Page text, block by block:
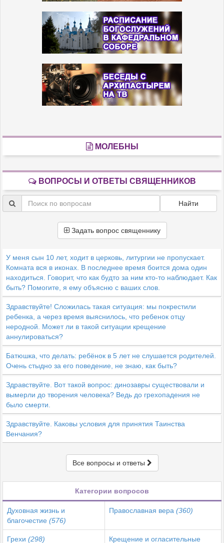
МОЛЕБНЫ
ВОПРОСЫ И ОТВЕТЫ СВЯЩЕННИКОВ
Найти
Задать вопрос священнику
У меня сын 10 лет, ходит в церковь, литургии не пропускает.
Комната вся в иконах. В последнее время боится дома один
находиться. Говорит, что как будто за ним кто-то наблюдает. Как
быть? Помогите, я ему объясню с ваших слов.
Здравствуйте! Сложилась такая ситуация: мы покрестили
ребенка, а через время выяснилось, что ребенок отцу
неродной. Может ли в такой ситуации крещение
аннулироваться?
Батюшка, что делать: ребёнок в 5 лет не слушается родителей.
Очень стыдно за его поведение, не знаю, как быть?
Здравствуйте. Вот такой вопрос: динозавры существовали и
вымерли до творения человека? Ведь до грехопадения не
было смерти.
Здравствуйте. Каковы условия для принятия Таинства
Венчания?
Все вопросы и ответы
Категории вопросов
Духовная жизнь и
благочестие (576)
Православная вера (360)
Грехи (298) Крещение и огласительные